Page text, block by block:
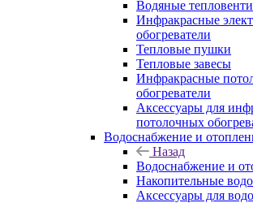
Водяные
Инфракрасные
обогреватели
Тепловые пушки
Тепловые завесы
Инфракрасные
обогреватели
Аксессуары для
потолочных
Водоснабжение и
Назад
Водоснабжение и
Накопительные
Аксессуары для